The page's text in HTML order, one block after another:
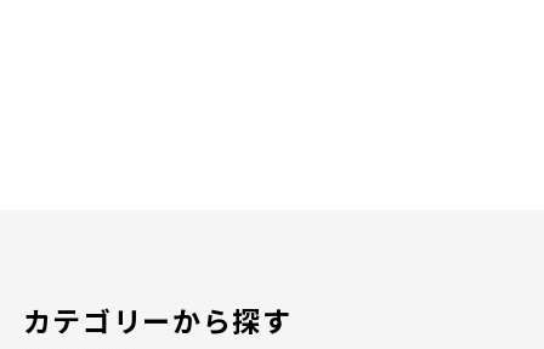
カテゴリーから探す